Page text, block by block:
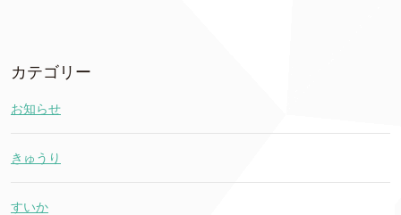
カテゴリー
お知らせ
きゅうり
すいか